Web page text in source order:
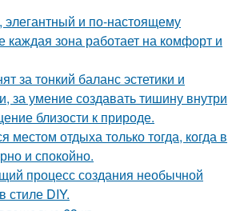
и по-настоящему
каждая зона работает на комфорт и
за тонкий баланс эстетики и
за умение создавать тишину внутри
близости к природе.
местом отдыха только тогда, когда в
и спокойно.
процесс создания необычной
стиле DIY.